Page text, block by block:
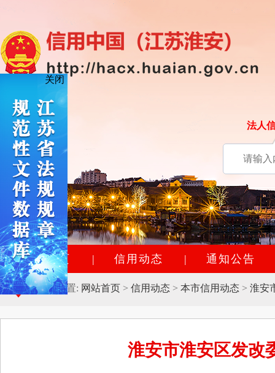
法人
网站首页 | 信用动态 | 通知公告
当前位置: 网站首页 > 信用动态 > 本市信用动态 > 淮安
淮安市淮安区发改
关闭